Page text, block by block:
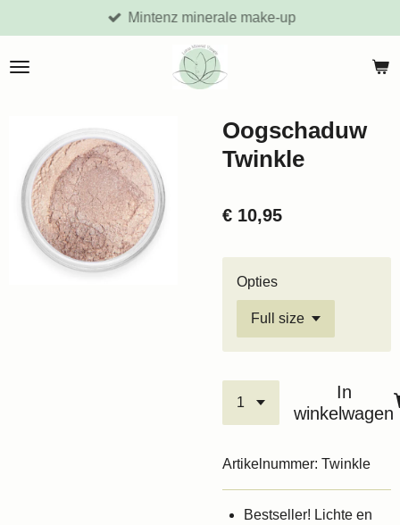
direct
naar
Mintenz minerale make-up
Oogschaduw
Twinkle
€ 10,95
Opties
In
winkelwagen
Artikelnummer: Twinkle
Bestseller! Lichte en